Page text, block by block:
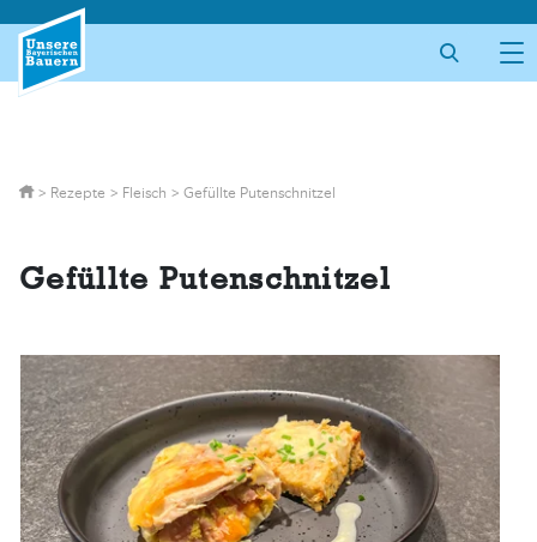
content
> Rezepte > Fleisch > Gefüllte Putenschnitzel
Gefüllte Putenschnitzel